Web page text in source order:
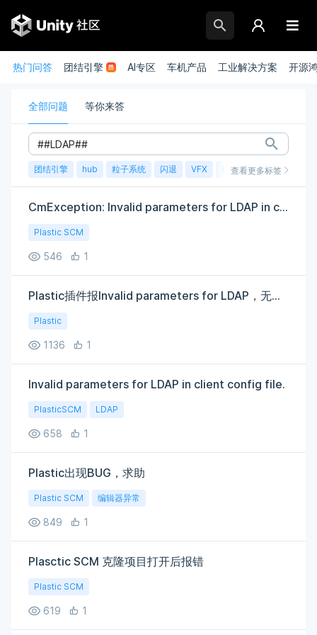
热门问答 团结引擎 AI专区 车机产品 工业解决方案 开源
全部问题 等你来答
团结引擎 hub 粒子系统 闪退 VFX 崩溃 账号 渲染
查看更多标签
CmException: Invalid parameters for LDAP in client config file
Plastic SCM
546 1
Plastic插件报Invalid parameters for LDAP，无法使用
Plastic
1136 1
Invalid parameters for LDAP in client config file.
PlasticSCM LDAP
658 1
Plastic出现BUG，求助
Plastic SCM 编辑器异常
849 1
Plasctic SCM 克隆项目打开后报错
Plastic SCM
619 1